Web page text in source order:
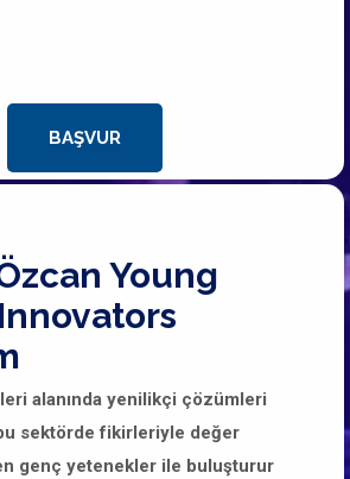
BAŞVUR
Young
alanında yenilikçi çözümleri
sektörde fikirleriyle değer
genç yetenekler ile buluşturur